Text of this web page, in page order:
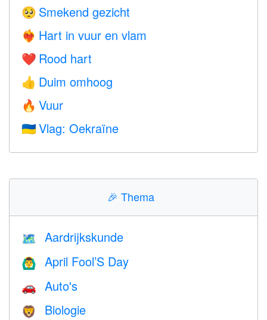
🥺 Smekend gezicht
❤️‍🔥 Hart in vuur en vlam
❤️ Rood hart
👍 Duim omhoog
🔥 Vuur
🇺🇦 Vlag: Oekraïne
🎉 Thema
🗺 Aardrijkskunde
🙆‍♂️ April Fool’S Day
🚗 Auto's
🦁 Biologie